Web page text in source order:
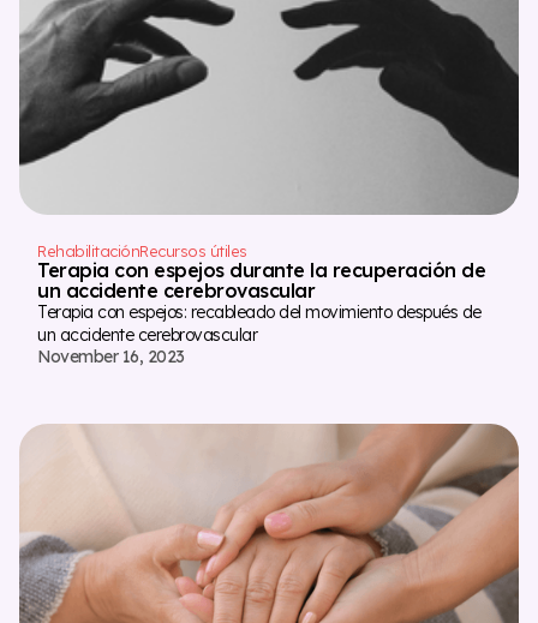
RehabilitaciónRecursos útiles
Terapia con espejos durante la recuperación de
un accidente cerebrovascular
Terapia con espejos: recableado del movimiento después de
un accidente cerebrovascular
November 16, 2023